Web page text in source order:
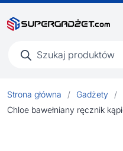
produktów
Strona główna / Gadżety /